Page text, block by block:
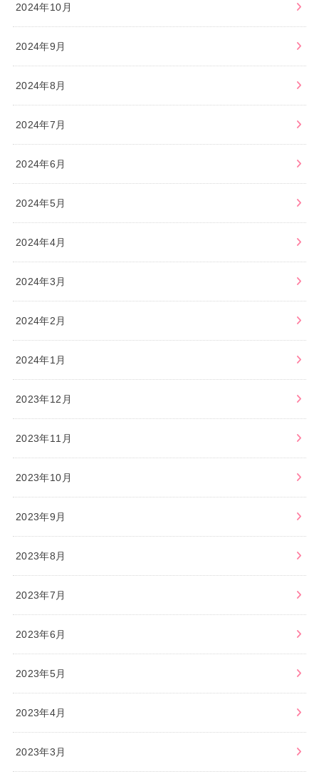
2024年10月
2024年9月
2024年8月
2024年7月
2024年6月
2024年5月
2024年4月
2024年3月
2024年2月
2024年1月
2023年12月
2023年11月
2023年10月
2023年9月
2023年8月
2023年7月
2023年6月
2023年5月
2023年4月
2023年3月